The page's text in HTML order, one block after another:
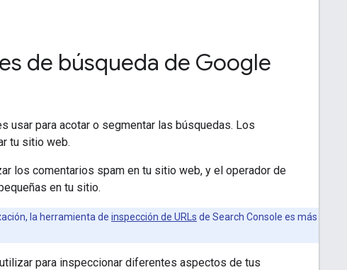
de búsqueda de Google
usar para acotar o segmentar las búsquedas. Los
tu sitio web.
los comentarios spam en tu sitio web, y el operador de
en tu sitio.
la herramienta de inspección de URLs de Search Console es más
para inspeccionar diferentes aspectos de tus